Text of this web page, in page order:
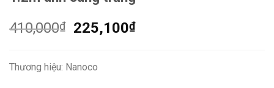
410,000₫
Giá
410,000₫.
225,100₫Giá
Thương hiệu: Nanoco